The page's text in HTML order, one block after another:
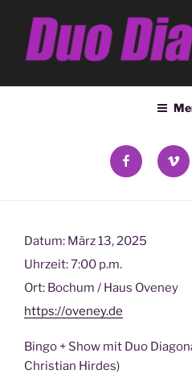
Inhalt
springen
DUO
facebook
Datum: März 13, 2025
Uhrzeit:7:00 p.m.
Ort: Bochum / Haus Oveney
https://oveney.de
Bingo + Show mit Duo
Christian Hirdes)